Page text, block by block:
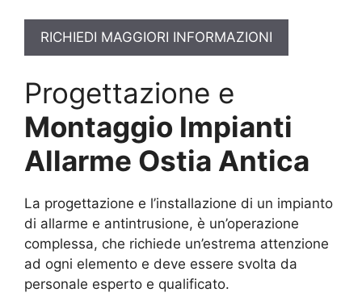
RICHIEDI MAGGIORI INFORMAZIONI
Progettazione e
Montaggio Impianti
Allarme Ostia Antica
La progettazione e l’installazione di un impianto
di allarme e antintrusione, è un’operazione
complessa, che richiede un’estrema attenzione
ad ogni elemento e deve essere svolta da
personale esperto e qualificato.